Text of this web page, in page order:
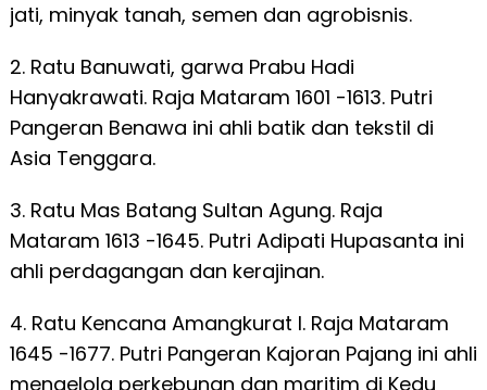
jati, minyak tanah, semen dan agrobisnis.
2. Ratu Banuwati, garwa Prabu Hadi
Hanyakrawati. Raja Mataram 1601 -1613. Putri
Pangeran Benawa ini ahli batik dan tekstil di
Asia Tenggara.
3. Ratu Mas Batang Sultan Agung. Raja
Mataram 1613 -1645. Putri Adipati Hupasanta ini
ahli perdagangan dan kerajinan.
4. Ratu Kencana Amangkurat I. Raja Mataram
1645 -1677. Putri Pangeran Kajoran Pajang ini ahli
mengelola perkebunan dan maritim di Kedu